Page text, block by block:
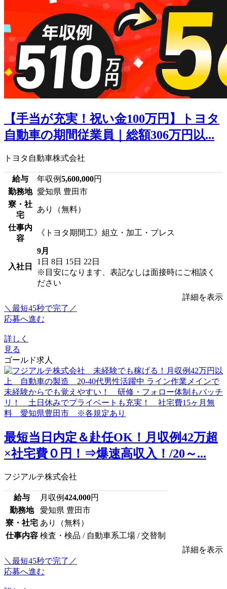
【手当が充実！祝い金100万円】トヨタ
自動車の期間従業員｜総額306万円以...
トヨタ自動車株式会社
給与 年収例5,600,000円
勤務地 愛知県 豊田市
寮・社
宅
あり（無料）
仕事内
容
《トヨタ期間工》組立・加工・プレス
入社日
9月
1日 8日 15日 22日
※目安になります、表記なしは面接時にご相談く
ださい
詳細を表示
＼最短45秒で完了／
応募へ進む
詳しく
見る
ゴールド求人
最短当日内定＆赴任OK！月収例42万超
×社宅費０円！⇒爆速高収入！/20～...
フジアルテ株式会社
給与 月収例424,000円
勤務地
愛知県 豊田市
寮・社宅 あり（無料）
仕事内容 検査・検品 / 自動車系工場 / 交替制
詳細を表示
＼最短45秒で完了／
応募へ進む